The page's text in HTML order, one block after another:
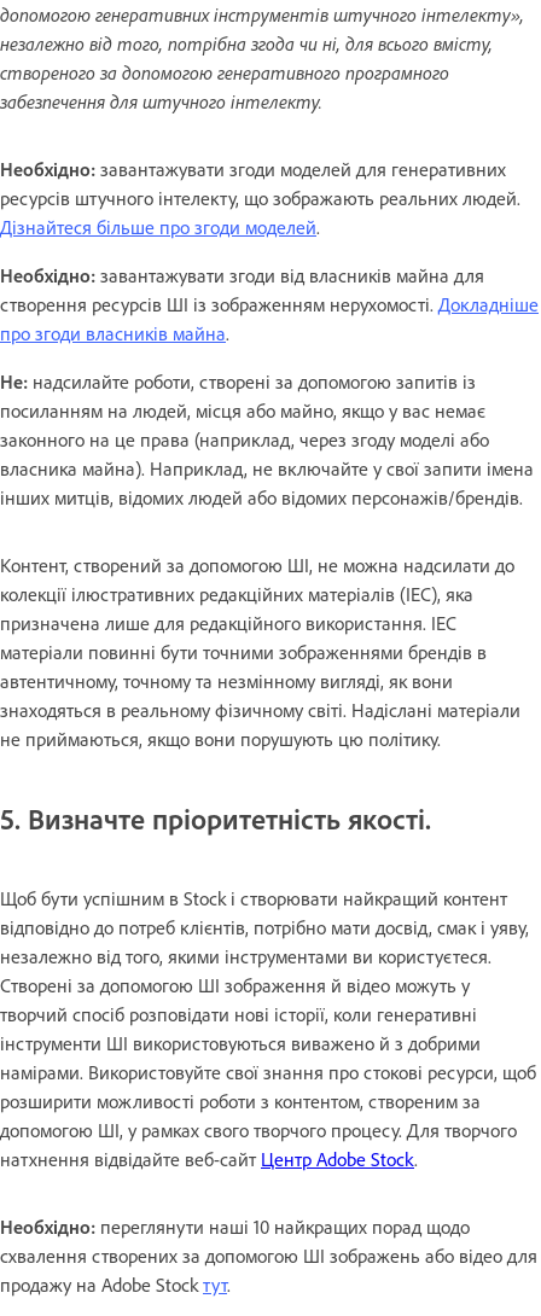
допомогою генеративних інструментів штучного інтелекту»,
незалежно від того, потрібна згода чи ні, для всього вмісту,
створеного за допомогою генеративного програмного
забезпечення для штучного інтелекту.
Необхідно: завантажувати згоди моделей для генеративних
ресурсів штучного інтелекту, що зображають реальних людей.
Дізнайтеся більше про згоди моделей.
Необхідно: завантажувати згоди від власників майна для
створення ресурсів ШІ із зображенням нерухомості. Докладніше
про згоди власників майна.
Не: надсилайте роботи, створені за допомогою запитів із
посиланням на людей, місця або майно, якщо у вас немає
законного на це права (наприклад, через згоду моделі або
власника майна). Наприклад, не включайте у свої запити імена
інших митців, відомих людей або відомих персонажів/брендів.
Контент, створений за допомогою ШІ, не можна надсилати до
колекції ілюстративних редакційних матеріалів (IEC), яка
призначена лише для редакційного використання. IEC
матеріали повинні бути точними зображеннями брендів в
автентичному, точному та незмінному вигляді, як вони
знаходяться в реальному фізичному світі. Надіслані матеріали
не приймаються, якщо вони порушують цю політику.
5. Визначте пріоритетність якості.
Щоб бути успішним в Stock і створювати найкращий контент
відповідно до потреб клієнтів, потрібно мати досвід, смак і уяву,
незалежно від того, якими інструментами ви користуєтеся.
Створені за допомогою ШІ зображення й відео можуть у
творчий спосіб розповідати нові історії, коли генеративні
інструменти ШІ використовуються виважено й з добрими
намірами. Використовуйте свої знання про стокові ресурси, щоб
розширити можливості роботи з контентом, створеним за
допомогою ШІ, у рамках свого творчого процесу. Для творчого
натхнення відвідайте веб-сайт Центр Adobe Stock.
Необхідно: переглянути наші 10 найкращих порад щодо
схвалення створених за допомогою ШІ зображень або відео для
продажу на Adobe Stock тут.